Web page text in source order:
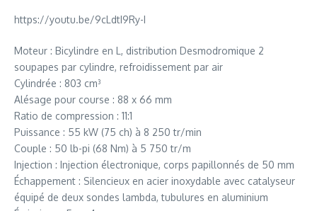
https://youtu.be/9cLdtI9Ry-I
Moteur : Bicylindre en L, distribution Desmodromique 2
soupapes par cylindre, refroidissement par air
Cylindrée : 803 cm³
Alésage pour course : 88 x 66 mm
Ratio de compression : 11:1
Puissance : 55 kW (75 ch) à 8 250 tr/min
Couple : 50 lb-pi (68 Nm) à 5 750 tr/m
Injection : Injection électronique, corps papillonnés de 50 mm
Échappement : Silencieux en acier inoxydable avec catalyseur
équipé de deux sondes lambda, tubulures en aluminium